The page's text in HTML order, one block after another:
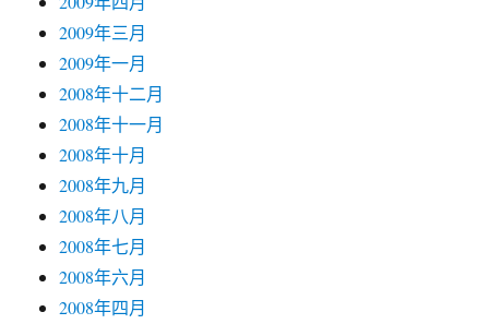
2009年三月
2009年一月
2008年十二月
2008年十一月
2008年十月
2008年九月
2008年八月
2008年七月
2008年六月
2008年四月